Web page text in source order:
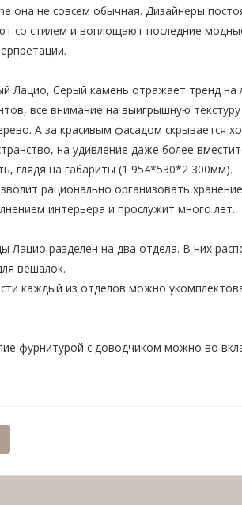
она не совсем обычная. Дизайнеры
со стилем и воплощают последние
Лацио, Серый камень отражает тренд на
все внимание на выигрышную
А за красивым фасадом скрывается
на удивление даже более
глядя на габариты (1 954*530*2 300мм).
рационально организовать
интерьера и прослужит много лет.
разделен на два отдела. В них
вешалок.
каждый из отделов можно
фурнитурой с доводчиком можно во